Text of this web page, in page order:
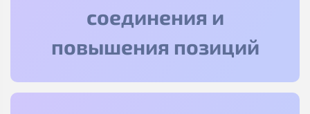
соединения и
повышения позиций